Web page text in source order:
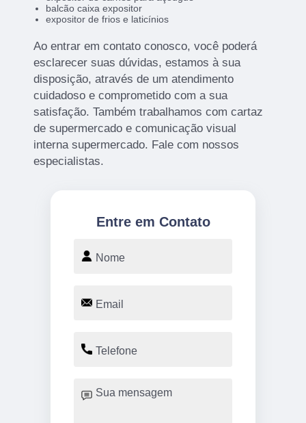
balcão caixa expositor
expositor de frios e laticínios
Ao entrar em contato conosco, você poderá
esclarecer suas dúvidas, estamos à sua
disposição, através de um atendimento
cuidadoso e comprometido com a sua
satisfação. Também trabalhamos com cartaz
de supermercado e comunicação visual
interna supermercado. Fale com nossos
especialistas.
Entre em Contato